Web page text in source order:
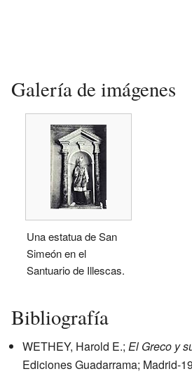
Galería de imágenes
Una estatua de San
Simeón en el
Santuario de Illescas.
Bibliografía
WETHEY, Harold E.; El Greco y
Ediciones Guadarrama; Madrid-